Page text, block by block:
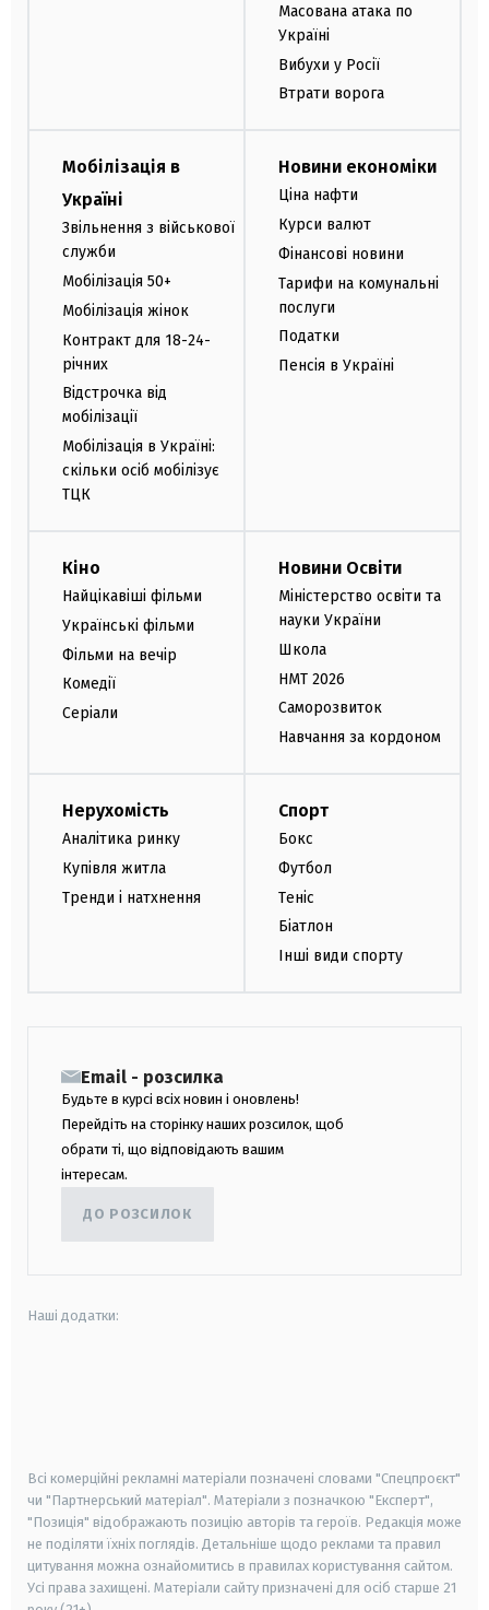
Масована атака по
Україні
Вибухи у Росії
Втрати ворога
Мобілізація в
Україні
Звільнення з військової
служби
Мобілізація 50+
Мобілізація жінок
Контракт для 18-24-
річних
Відстрочка від
мобілізації
Мобілізація в Україні:
скільки осіб мобілізує
ТЦК
Новини економіки
Ціна нафти
Курси валют
Фінансові новини
Тарифи на комунальні
послуги
Податки
Пенсія в Україні
Кіно
Найцікавіші фільми
Українські фільми
Фільми на вечір
Комедії
Серіали
Новини Освіти
Міністерство освіти та
науки України
Школа
НМТ 2026
Саморозвиток
Навчання за кордоном
Нерухомість
Аналітика ринку
Купівля житла
Тренди і натхнення
Спорт
Бокс
Футбол
Теніс
Біатлон
Інші види спорту
Email - розсилка
Будьте в курсі всіх новин і оновлень!
Перейдіть на сторінку наших розсилок, щоб
обрати ті, що відповідають вашим
інтересам.
ДО РОЗСИЛОК
Наші додатки:
Всі комерційні рекламні матеріали позначені словами "Спецпроєкт"
чи "Партнерський матеріал". Матеріали з позначкою "Експерт",
"Позиція" відображають позицію авторів та героїв. Редакція може
не поділяти їхніх поглядів. Детальніше щодо реклами та правил
цитування можна ознайомитись в правилах користування сайтом.
Усі права захищені. Матеріали сайту призначені для осіб старше 21